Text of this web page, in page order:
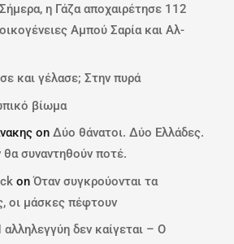
η Γάζα αποχαιρέτησε 112
Αμπού Σαρία και Αλ-
και γέλασε; Στην πυρά
βίωμα
onΔύο θάνατοι. Δύο Ελλάδες.
συναντηθούν ποτέ.
onΌταν συγκρούονται τα
οι μάσκες πέφτουν
αλληλεγγύη δεν καίγεται – Ο